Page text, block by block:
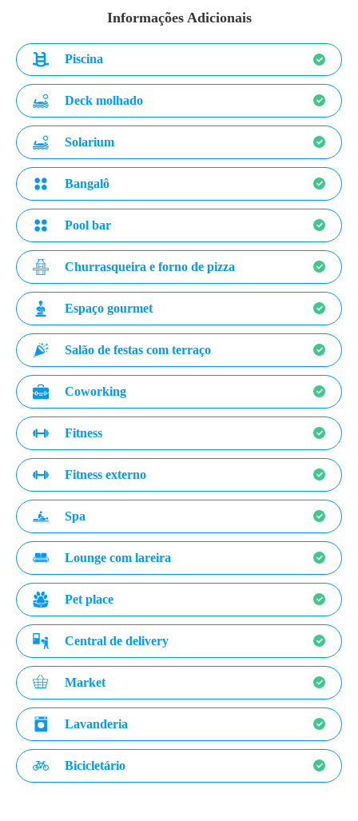
Informações Adicionais
Piscina
Deck molhado
Solarium
Bangalô
Pool bar
Churrasqueira e forno de pizza
Espaço gourmet
Salão de festas com terraço
Coworking
Fitness
Fitness externo
Spa
Lounge com lareira
Pet place
Central de delivery
Market
Lavanderia
Bicicletário